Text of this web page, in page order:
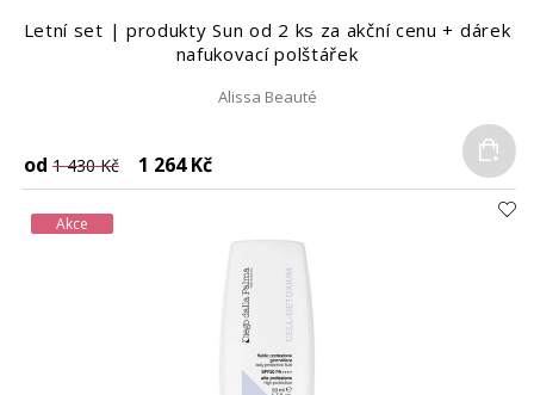
Letní set | produkty Sun od 2 ks za akční cenu + dárek
nafukovací polštářek
Alissa Beauté
od 1 430 Kč 1 264 Kč
Akce